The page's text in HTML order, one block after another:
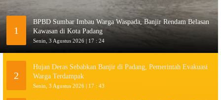
1
BPBD Sumbar Imbau Warga Waspada, Banjir Rendam Belasan
Kawasan di Kota Padang
Senin, 3 Agustus 2026 | 17 : 24
2
Hujan Deras Sebabkan Banjir di Padang, Pemerintah Evakuasi
Warga Terdampak
Senin, 3 Agustus 2026 | 17 : 43